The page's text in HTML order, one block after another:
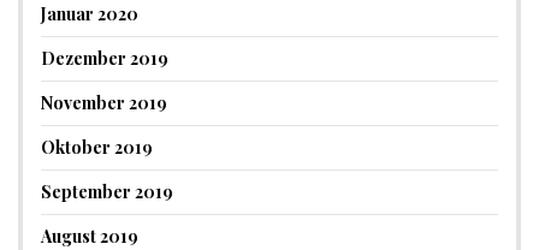
Januar 2020
Dezember 2019
November 2019
Oktober 2019
September 2019
August 2019